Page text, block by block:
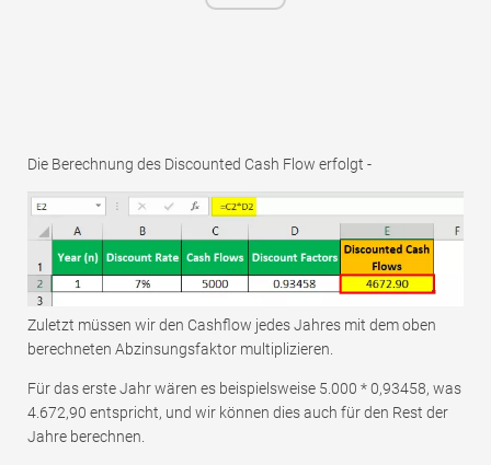
Die Berechnung des Discounted Cash Flow erfolgt -
Zuletzt müssen wir den Cashflow jedes Jahres mit dem oben
berechneten Abzinsungsfaktor multiplizieren.
Für das erste Jahr wären es beispielsweise 5.000 * 0,93458, was
4.672,90 entspricht, und wir können dies auch für den Rest der
Jahre berechnen.